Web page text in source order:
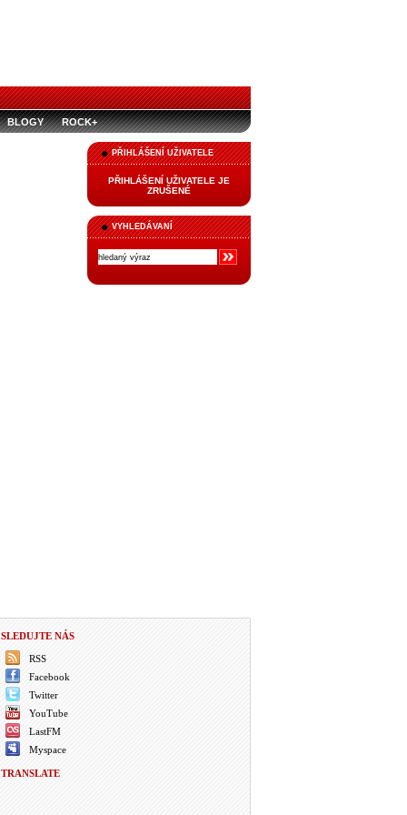
BLOGY ROCK+
PŘIHLÁŠENÍ UŽIVATELE
PŘIHLÁŠENÍ UŽIVATELE JE
ZRUŠENÉ
VYHLEDÁVANÍ
SLEDUJTE NÁS
RSS
Facebook
Twitter
YouTube
LastFM
Myspace
TRANSLATE